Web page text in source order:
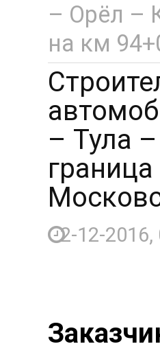
– Орёл –
на км
– Тула
2-12-2016,